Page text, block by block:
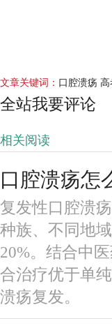
文章关键词： 口腔溃疡
全站我要评论
相关阅读
口腔溃疡怎
复发性口腔溃
种族、不同地
20%。结合中
合治疗优于单
溃疡复发。